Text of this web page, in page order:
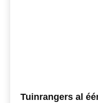
Tuinrangers al